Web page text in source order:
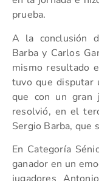
prueba.
A la conclusión
Barba y Carlos
mismo resultado
tuvo que disputar
que con un gran
resolvió, en el
Sergio Barba, que
En Categoría
ganador en un